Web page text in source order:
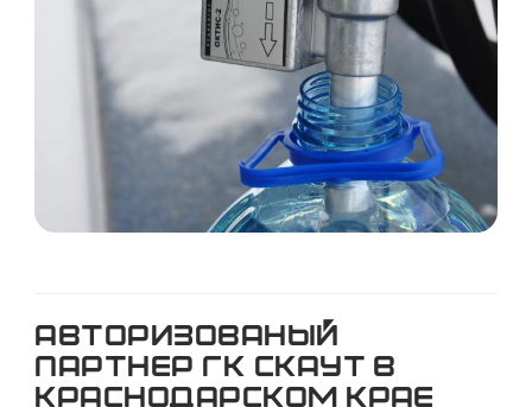
Авторизованый
партнер ГК СКАУТ в
Краснодарском крае